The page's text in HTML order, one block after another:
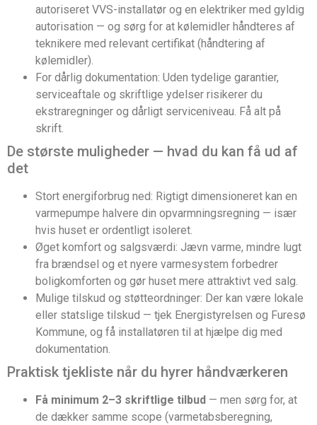
autoriseret VVS-installatør og en elektriker med gyldig
autorisation — og sørg for at kølemidler håndteres af
teknikere med relevant certifikat (håndtering af
kølemidler).
For dårlig dokumentation: Uden tydelige garantier,
serviceaftale og skriftlige ydelser risikerer du
ekstraregninger og dårligt serviceniveau. Få alt på
skrift.
De største muligheder — hvad du kan få ud af
det
Stort energiforbrug ned: Rigtigt dimensioneret kan en
varmepumpe halvere din opvarmningsregning — især
hvis huset er ordentligt isoleret.
Øget komfort og salgsværdi: Jævn varme, mindre lugt
fra brændsel og et nyere varmesystem forbedrer
boligkomforten og gør huset mere attraktivt ved salg.
Mulige tilskud og støtteordninger: Der kan være lokale
eller statslige tilskud — tjek Energistyrelsen og Furesø
Kommune, og få installatøren til at hjælpe dig med
dokumentation.
Praktisk tjekliste når du hyrer håndværkeren
Få minimum 2–3 skriftlige tilbud — men sørg for, at
de dækker samme scope (varmetabsberegning,